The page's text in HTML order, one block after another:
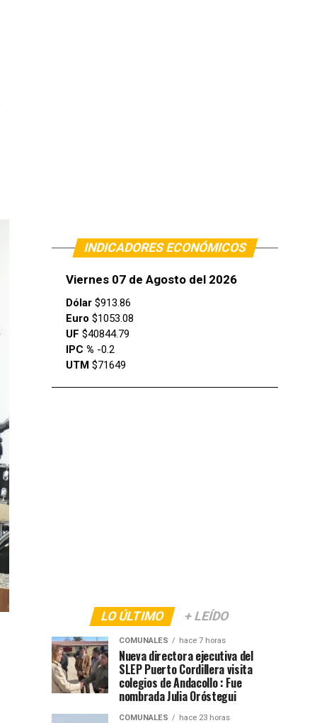
INDICADORES ECONÓMICOS
Viernes 07 de Agosto del 2026
Dólar $913.86
Euro $1053.08
UF $40844.79
IPC % -0.2
UTM $71649
LO ÚLTIMO + LEÍDO
COMUNALES hace 7 horas
Nueva directora ejecutiva del
SLEP Puerto Cordillera visita
colegios de Andacollo : Fue
nombrada Julia Oróstegui
COMUNALES hace 23 horas